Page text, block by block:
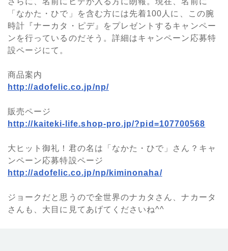
「なかた・ひで」を含む方には先着100人に、この腕
時計『ナーカタ・ピデ』をプレゼントするキャンペー
ンを行っているのだそう。詳細はキャンペーン応募特
設ページにて。
商品案内
http://adofelic.co.jp/np/
販売ページ
http://kaiteki-life.shop-pro.jp/?pid=107700568
大ヒット御礼！君の名は「なかた・ひで」さん？キャ
ンペーン応募特設ページ
http://adofelic.co.jp/np/kiminonaha/
ジョークだと思うので全世界のナカタさん、ナカータ
さんも、大目に見てあげてくださいね^^